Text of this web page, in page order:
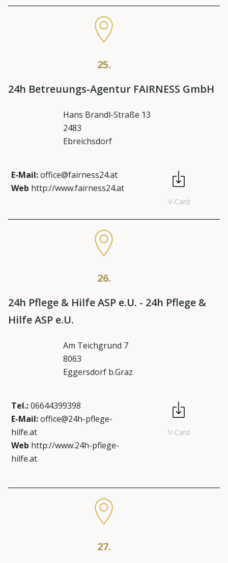
25.
24h Betreuungs-Agentur FAIRNESS GmbH
Hans Brandl-Straße 13
2483
Ebreichsdorf
E-Mail:office@fairness24.at
Web http://www.fairness24.at
V-Card
26.
24h Pflege & Hilfe ASP e.U. - 24h Pflege &
Hilfe ASP e.U.
Am Teichgrund 7
8063
Eggersdorf b.Graz
Tel.:06644399398
E-Mail:office@24h-pflege-
hilfe.at
Web http://www.24h-pflege-
hilfe.at
V-Card
27.